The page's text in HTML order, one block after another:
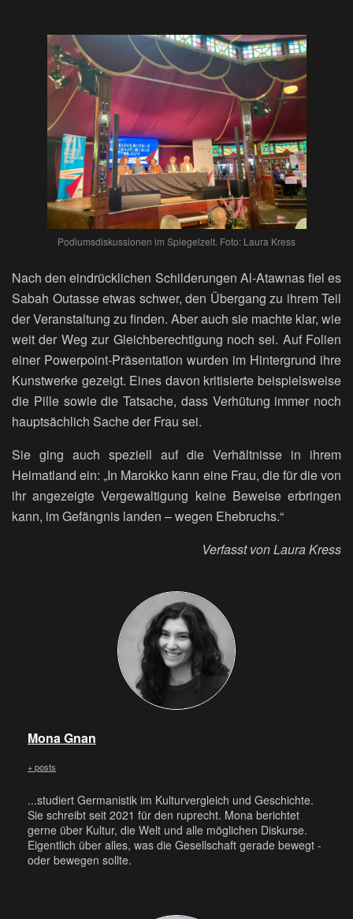
Podiumsdiskussionen im Spiegelzelt. Foto: Laura Kress
Nach den eindrücklichen Schilderungen Al-Atawnas fiel es
Sabah Outasse etwas schwer, den Übergang zu ihrem Teil
der Veranstaltung zu finden. Aber auch sie machte klar, wie
weit der Weg zur Gleichberechtigung noch sei. Auf Folien
einer Powerpoint-Präsentation wurden im Hintergrund ihre
Kunstwerke gezeigt. Eines davon kritisierte beispielsweise
die Pille sowie die Tatsache, dass Verhütung immer noch
hauptsächlich Sache der Frau sei.
Sie ging auch speziell auf die Verhältnisse in ihrem
Heimatland ein: „In Marokko kann eine Frau, die für die von
ihr angezeigte Vergewaltigung keine Beweise erbringen
kann, im Gefängnis landen – wegen Ehebruchs.“
Verfasst von Laura Kress
Mona Gnan
+ posts
...studiert Germanistik im Kulturvergleich und Geschichte.
Sie schreibt seit 2021 für den ruprecht. Mona berichtet
gerne über Kultur, die Welt und alle möglichen Diskurse.
Eigentlich über alles, was die Gesellschaft gerade bewegt -
oder bewegen sollte.